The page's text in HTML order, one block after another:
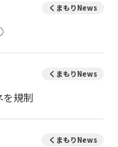
くまもりNews
くまもりNews
を規制
くまもりNews